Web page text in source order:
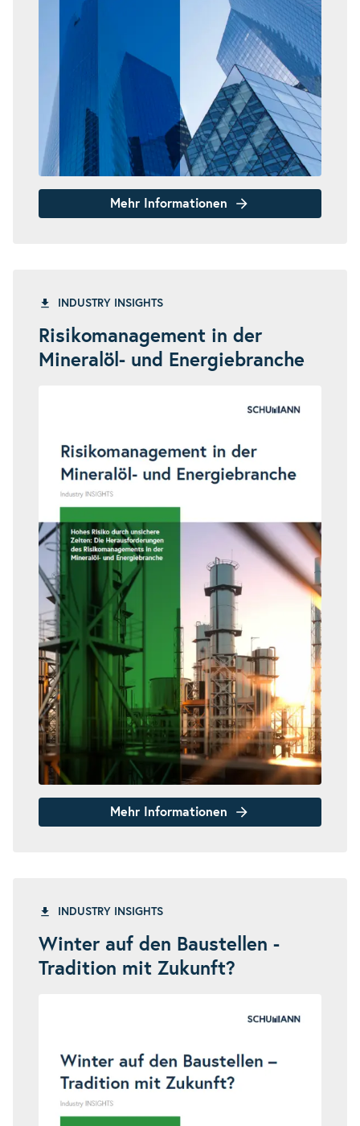
Mehr Informationen
INDUSTRY INSIGHTS
Risikomanagement in der
Mineralöl- und Energiebranche
Mehr Informationen
INDUSTRY INSIGHTS
Winter auf den Baustellen -
Tradition mit Zukunft?